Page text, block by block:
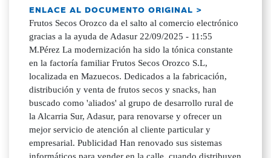
ENLACE AL DOCUMENTO ORIGINAL >
Frutos Secos Orozco da el salto al comercio electrónico
gracias a la ayuda de Adasur 22/09/2025 - 11:55
M.Pérez La modernización ha sido la tónica constante
en la factoría familiar Frutos Secos Orozco S.L,
localizada en Mazuecos. Dedicados a la fabricación,
distribución y venta de frutos secos y snacks, han
buscado como 'aliados' al grupo de desarrollo rural de
la Alcarria Sur, Adasur, para renovarse y ofrecer un
mejor servicio de atención al cliente particular y
empresarial. Publicidad Han renovado sus sistemas